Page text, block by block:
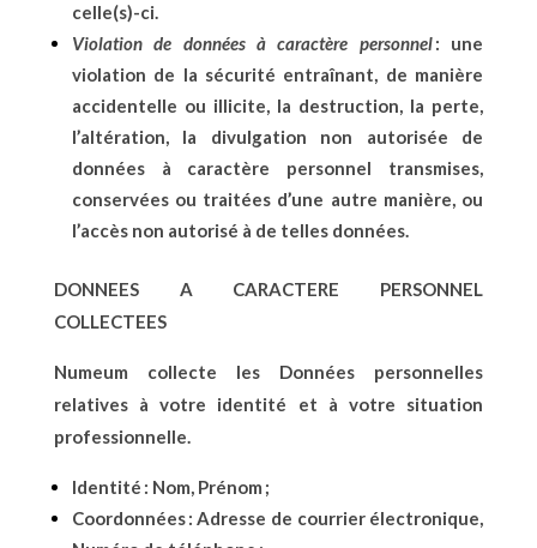
celle(s)-ci.
Violation de données à caractère personnel: une
violation de la sécurité entraînant, de manière
accidentelle ou illicite, la destruction, la perte,
l’altération, la divulgation non autorisée de
données à caractère personnel transmises,
conservées ou traitées d’une autre manière, ou
l’accès non autorisé à de telles données.
DONNEES A CARACTERE PERSONNEL
COLLECTEES
Numeum collecte les Données personnelles
relatives à votre identité et à votre situation
professionnelle.
Identité : Nom, Prénom ;
Coordonnées : Adresse de courrier électronique,